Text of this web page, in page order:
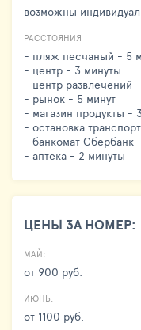
возможны
РАССТОЯНИЯ
- пляж песчаный - 5
- центр - 3 минуты
- центр развлечений
- рынок - 5 минут
- магазин продукты -
- остановка
- банкомат Сбербанк
- аптека - 2 минуты
ЦЕНЫ ЗА НОМЕР:
МАЙ:
от 900 руб.
ИЮНЬ:
от 1100 руб.